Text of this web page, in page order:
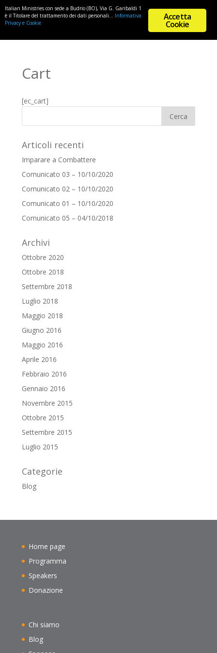
Cart
[ec_cart]
Articoli recenti
Imparare a Combattere
Comunicato 03 – 10/10/2020
Comunicato 02 – 10/10/2020
Comunicato 01 – 10/10/2020
Comunicato 05 – 04/10/2018
Archivi
Ottobre 2020
Ottobre 2018
Settembre 2018
Luglio 2018
Maggio 2018
Giugno 2016
Maggio 2016
Aprile 2016
Febbraio 2016
Gennaio 2016
Novembre 2015
Ottobre 2015
Settembre 2015
Luglio 2015
Categorie
Blog
Home page
Programma
Speakers
Donazione
Chi siamo
Blog
Accetta
Cookie
Italian Ministries con sede a Budrio (BO), Via G. Garibaldi 1
è il Titolare del trattamento dei dati personali... Informativa
Privacy e Cookie